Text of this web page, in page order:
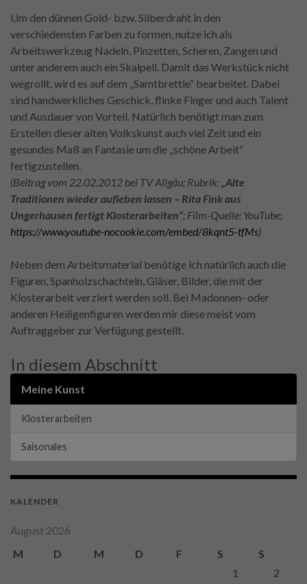
Um den dünnen Gold- bzw. Silberdraht in den
verschiedensten Farben zu formen, nutze ich als
Arbeitswerkzeug Nadeln, Pinzetten, Scheren, Zangen und
unter anderem auch ein Skalpell. Damit das Werkstück nicht
wegrollt, wird es auf dem „Samtbrettle“ bearbeitet. Dabei
sind handwerkliches Geschick, flinke Finger und auch Talent
und Ausdauer von Vorteil. Natürlich benötigt man zum
Erstellen dieser alten Volkskunst auch viel Zeit und ein
gesundes Maß an Fantasie um die „schöne Arbeit“
fertigzustellen.
(Beitrag vom 22.02.2012 bei TV Allgäu; Rubrik:„Alte
Traditionen wieder aufleben lassen – Rita Fink aus
Ungerhausen fertigt Klosterarbeiten“; Film-Quelle: YouTube;
https://www.youtube-nocookie.com/embed/8kqnt5-tfMs)
Neben dem Arbeitsmaterial benötige ich natürlich auch die
Figuren, Spanholzschachteln, Gläser, Bilder, die mit der
Klosterarbeit verziert werden soll. Bei Madonnen- oder
anderen Heiligenfiguren werden mir diese meist vom
Auftraggeber zur Verfügung gestellt.
In diesem Abschnitt
Meine Kunst
Klosterarbeiten
Saisonales
KALENDER
August 2026
M
D M D F S
S
1
2